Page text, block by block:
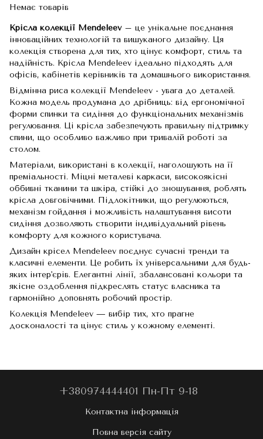
Немає товарів
Крісла колекції Mendeleev – це унікальне поєднання
інноваційних технологій та вишуканого дизайну. Ця
колекція створена для тих, хто цінує комфорт, стиль та
надійність. Крісла Mendeleev ідеально підходять для
офісів, кабінетів керівників та домашнього використання.
Відмінна риса колекції Mendeleev - увага до деталей.
Кожна модель продумана до дрібниць: від ергономічної
форми спинки та сидіння до функціональних механізмів
регулювання. Ці крісла забезпечують правильну підтримку
спини, що особливо важливо при тривалій роботі за
столом.
Матеріали, використані в колекції, наголошують на її
преміальності. Міцні металеві каркаси, високоякісні
оббивні тканини та шкіра, стійкі до зношування, роблять
крісла довговічними. Підлокітники, що регулюються,
механізм гойдання і можливість налаштування висоти
сидіння дозволяють створити індивідуальний рівень
комфорту для кожного користувача.
Дизайн крісел Mendeleev поєднує сучасні тренди та
класичні елементи. Це робить їх універсальними для будь-
яких інтер'єрів. Елегантні лінії, збалансовані кольори та
якісне оздоблення підкреслять статус власника та
гармонійно доповнять робочий простір.
Колекція Mendeleev — вибір тих, хто прагне
досконалості та цінує стиль у кожному елементі.
+380974444401 Пн-Пт 9-18
Контактна інформація
Повна версія сайту